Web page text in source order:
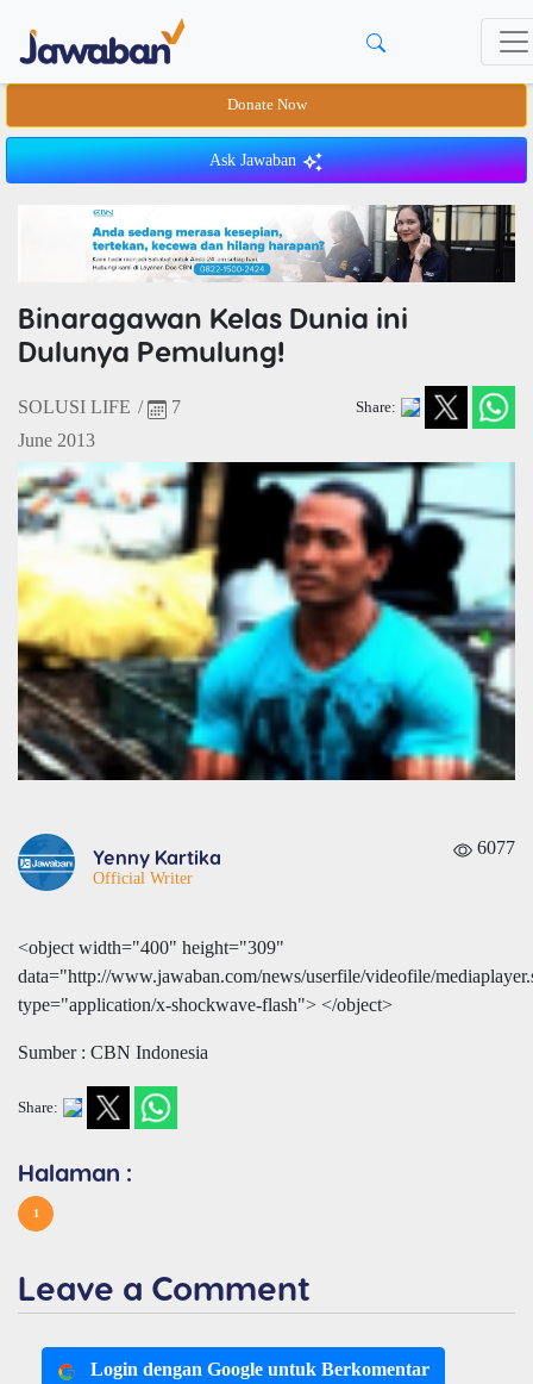
Donate Now
Ask Jawaban
Binaragawan Kelas Dunia ini
Dulunya Pemulung!
SOLUSI LIFE /
7
June 2013
Share:
Yenny Kartika
Official Writer
6077
<object width="400" height="309"
data="http://www.jawaban.com/news/userfile/videofile/
type="application/x-shockwave-flash"> </object>
Sumber : CBN Indonesia
Share:
Halaman :
1
Leave a Comment
Login dengan Google untuk Berkomentar